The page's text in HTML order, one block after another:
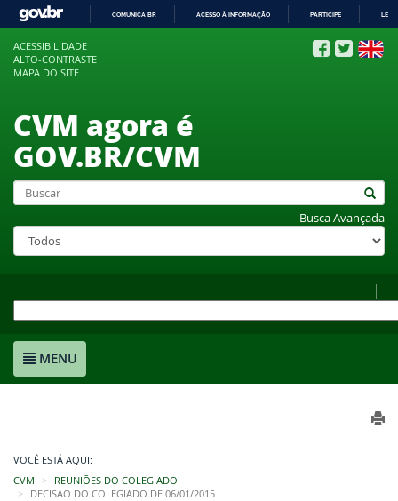
COMUNICA BR ACESSO À INFORMAÇÃO PARTICIPE
ACESSIBILIDADE
ALTO-CONTRASTE
MAPA DO SITE
CVM agora é
GOV.BR/CVM
Busca Avançada
MENU
VOCÊ ESTÁ AQUI:
CVM
REUNIÕES DO COLEGIADO
DECISÃO DO COLEGIADO DE 06/01/2015